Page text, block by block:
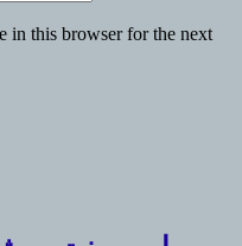
in this browser for the next